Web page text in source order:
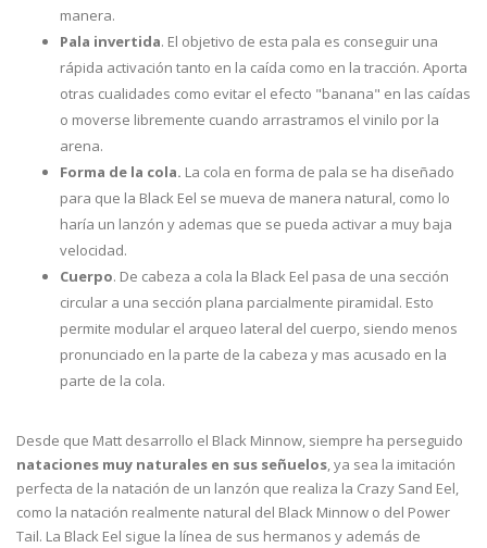
manera.
Pala invertida. El objetivo de esta pala es conseguir una
rápida activación tanto en la caída como en la tracción. Aporta
otras cualidades como evitar el efecto "banana" en las caídas
o moverse libremente cuando arrastramos el vinilo por la
arena.
Forma de la cola. La cola en forma de pala se ha diseñado
para que la Black Eel se mueva de manera natural, como lo
haría un lanzón y ademas que se pueda activar a muy baja
velocidad.
Cuerpo. De cabeza a cola la Black Eel pasa de una sección
circular a una sección plana parcialmente piramidal. Esto
permite modular el arqueo lateral del cuerpo, siendo menos
pronunciado en la parte de la cabeza y mas acusado en la
parte de la cola.
Desde que Matt desarrollo el Black Minnow, siempre ha perseguido
nataciones muy naturales en sus señuelos, ya sea la imitación
perfecta de la natación de un lanzón que realiza la Crazy Sand Eel,
como la natación realmente natural del Black Minnow o del Power
Tail. La Black Eel sigue la línea de sus hermanos y además de